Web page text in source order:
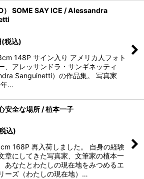
） SOME SAY ICE / Alessandra
(税込)
148P サイン入り アメリカ人フォト
、アレッサンドラ・サンギネッティ
Sanguinetti）の作品集。 写真家
年…
安全な場所 / 植本一子
込)
168P 再入荷しました。 自身の経験
章にしてきた写真家、文筆家の植本一
あなたとわたしの現在地をみつめるエ
ーズ（わたしの現在地）…